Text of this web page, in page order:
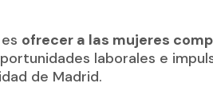
ofrecer a las mujeres
laborales e
de Madrid.